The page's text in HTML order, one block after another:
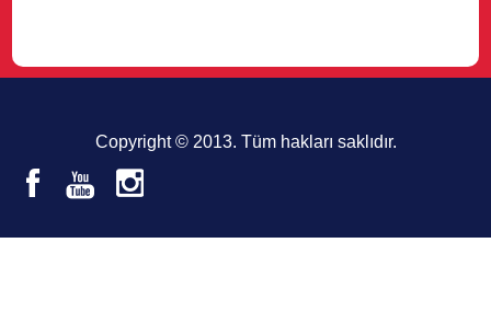
Copyright © 2013. Tüm hakları saklıdır.